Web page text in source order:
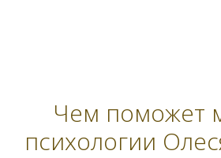
Чем поможет
психологии